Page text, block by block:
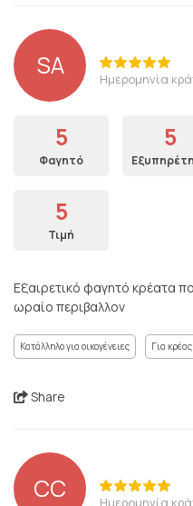
SA Ημερομηνία
5
Φαγητό
5
5
Τιμή
Εξαιρετικό φαγητό κρέατα
ωραίο περιβαλλον
Κατάλληλο για οικογένειες Για κρέας
Share
CC Ημερομηνία